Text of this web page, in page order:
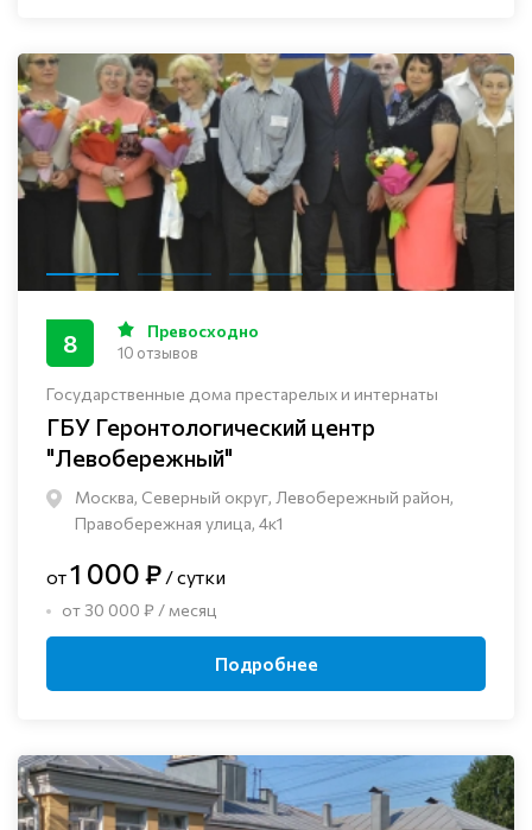
Государственные дома престарелых и интернаты
ГБУ Геронтологический центр
"Левобережный"
Москва, Северный округ, Левобережный район,
Правобережная улица, 4к1
8 Превосходно
10 отзывов
от1 000 ₽ / сутки
от 30 000 ₽ / месяц
Подробнее